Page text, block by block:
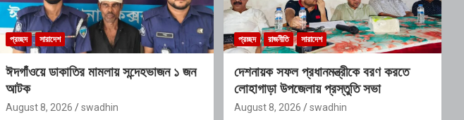
প্রচ্ছদ সারাদেশ
ঈদগাঁওয়ে ডাকাতির মামলায় সন্দেহভাজন ১ জন
আটক
August 8, 2026 swadhin
প্রচ্ছদ রাজনীতি সারাদেশ
দেশনায়ক সফল প্রধানমন্ত্রীকে বরণ করতে
লোহাগাড়া উপজেলায় প্রস্তুতি সভা
August 8, 2026 swadhin